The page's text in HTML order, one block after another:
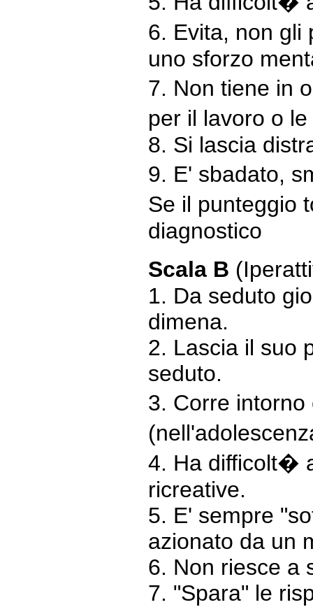
6. Evita, non
uno sforzo
7. Non tiene in
per il lavoro o
8. Si lascia
9. E' sbadato,
Se il punteggio
diagnostico
Scala B
1. Da seduto
dimena.
2. Lascia il suo
seduto.
3. Corre
4. Ha difficolt�
ricreative.
5. E' sempre
azionato da un
6. Non riesce a
7. "Spara" le